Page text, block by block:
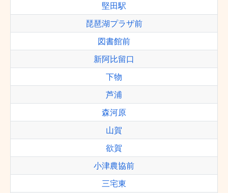
堅田駅
琵琶湖プラザ前
図書館前
新阿比留口
下物
芦浦
森河原
山賀
欲賀
小津農協前
三宅東